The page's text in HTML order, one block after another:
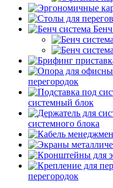
перегородок
системный блок
системного блока
перегородок